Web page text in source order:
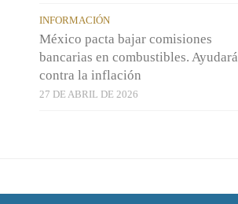
INFORMACIÓN
México pacta bajar comisiones
bancarias en combustibles. Ayudará
contra la inflación
27 DE ABRIL DE 2026